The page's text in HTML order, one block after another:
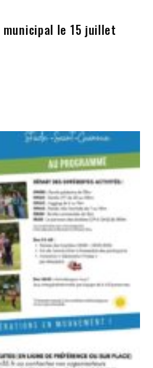
municipal le 15 juillet